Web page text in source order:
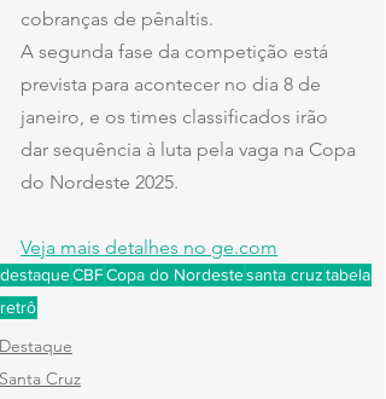
cobranças de pênaltis.
A segunda fase da competição está
prevista para acontecer no dia 8 de
janeiro, e os times classificados irão
dar sequência à luta pela vaga na Copa
do Nordeste 2025.
Veja mais detalhes no ge.com
destaqueCBFCopa do Nordestesanta cruztabela
retrô
Destaque
Santa Cruz